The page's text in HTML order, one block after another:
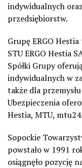
indywidualnych
przedsiębiorstw.
Grupę ERGO
STU ERGO Hestia
Spółki Grupy
indywidualnych w
także dla
Ubezpieczenia
Hestia, MTU,
Sopockie
powstało w 1991
osiągnęło pozycję